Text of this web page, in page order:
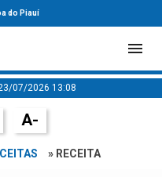
do Piauí
07/2026 13:08
A-
» RECEITA